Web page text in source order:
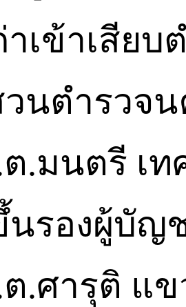
าเข้าเสีย
นตำรวจ
.มนตรี เ
รองผู้บัญ
.ศารุติ แข